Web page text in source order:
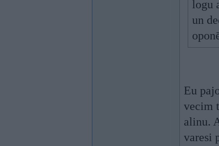
logu
un
Eu
vecim
alinu.
varesi